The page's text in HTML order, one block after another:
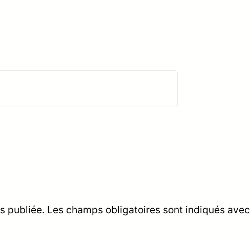
publiée. Les champs obligatoires sont indiqués avec